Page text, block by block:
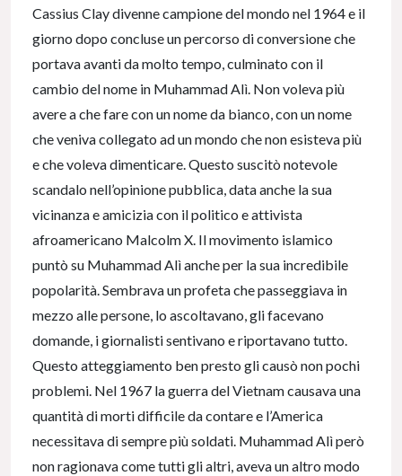
Cassius Clay divenne campione del mondo nel 1964 e il
giorno dopo concluse un percorso di conversione che
portava avanti da molto tempo, culminato con il
cambio del nome in Muhammad Alì. Non voleva più
avere a che fare con un nome da bianco, con un nome
che veniva collegato ad un mondo che non esisteva più
e che voleva dimenticare. Questo suscitò notevole
scandalo nell’opinione pubblica, data anche la sua
vicinanza e amicizia con il politico e attivista
afroamericano Malcolm X. Il movimento islamico
puntò su Muhammad Alì anche per la sua incredibile
popolarità. Sembrava un profeta che passeggiava in
mezzo alle persone, lo ascoltavano, gli facevano
domande, i giornalisti sentivano e riportavano tutto.
Questo atteggiamento ben presto gli causò non pochi
problemi. Nel 1967 la guerra del Vietnam causava una
quantità di morti difficile da contare e l’America
necessitava di sempre più soldati. Muhammad Alì però
non ragionava come tutti gli altri, aveva un altro modo